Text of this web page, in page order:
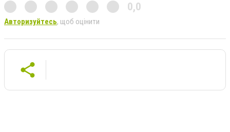
0,0
Авторизуйтесь, щоб оцінити